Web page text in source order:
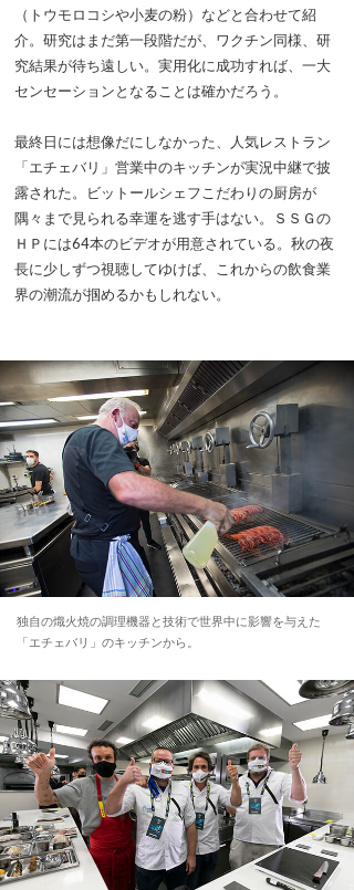
（トウモロコシや小麦の粉）などと合わせて紹
介。研究はまだ第一段階だが、ワクチン同様、研
究結果が待ち遠しい。実用化に成功すれば、一大
センセーションとなることは確かだろう。
最終日には想像だにしなかった、人気レストラン
「エチェバリ」営業中のキッチンが実況中継で披
露された。ビットールシェフこだわりの厨房が
隅々まで見られる幸運を逃す手はない。ＳＳＧの
ＨＰには64本のビデオが用意されている。秋の夜
長に少しずつ視聴してゆけば、これからの飲食業
界の潮流が掴めるかもしれない。
独自の熾火焼の調理機器と技術で世界中に影響を与えた
「エチェバリ」のキッチンから。